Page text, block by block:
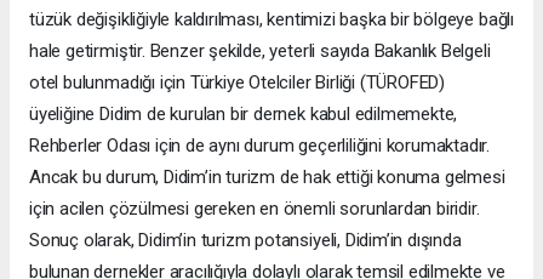
tüzük değişikliğiyle kaldırılması, kentimizi başka bir bölgeye bağlı
hale getirmiştir. Benzer şekilde, yeterli sayıda Bakanlık Belgeli
otel bulunmadığı için Türkiye Otelciler Birliği (TÜROFED)
üyeliğine Didim de kurulan bir dernek kabul edilmemekte,
Rehberler Odası için de aynı durum geçerliliğini korumaktadır.
Ancak bu durum, Didim’in turizm de hak ettiği konuma gelmesi
için acilen çözülmesi gereken en önemli sorunlardan biridir.
Sonuç olarak, Didim’in turizm potansiyeli, Didim’in dışında
bulunan dernekler aracılığıyla dolaylı olarak temsil edilmekte ve